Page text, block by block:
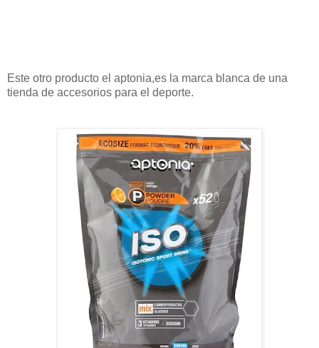
Este otro producto el aptonia,es la marca blanca de una
tienda de accesorios para el deporte.